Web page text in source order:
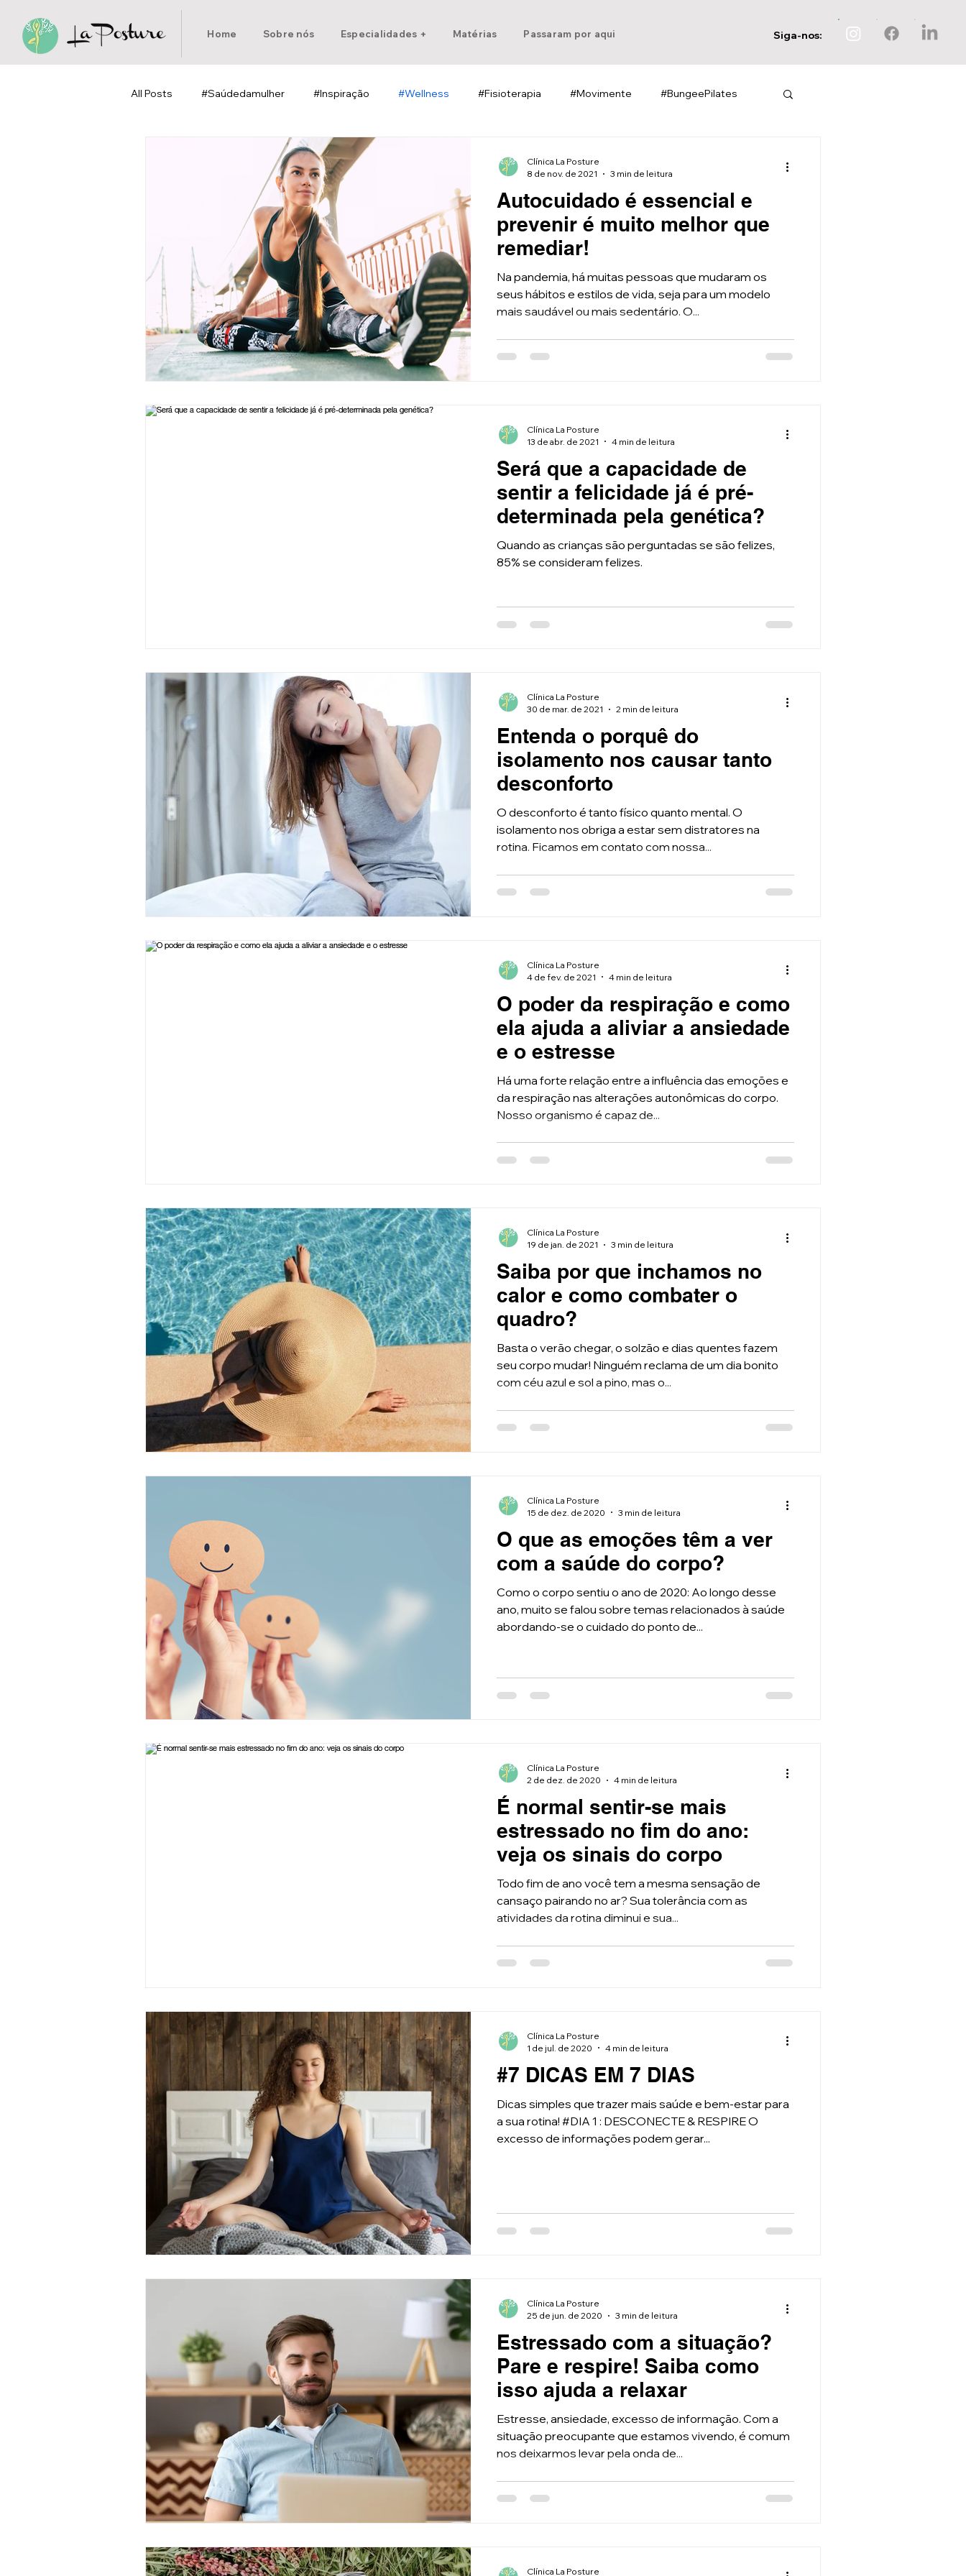
Home Sobre nós Especialidades + Matérias Passaram por aqui Siga-nos:
All Posts #Saúdedamulher #Inspiração #Wellness #Fisioterapia #Movimente #BungeePilates
#Homeoffice
Autocuidado é essencial e
prevenir é muito melhor que
remediar!
Na pandemia, há muitas pessoas que mudaram os
seus hábitos e estilos de vida, seja para um modelo
mais saudável ou mais sedentário. O...
Clínica La Posture
8 de nov. de 2021
3 min de leitura
Será que a capacidade de
sentir a felicidade já é pré-
determinada pela genética?
Quando as crianças são perguntadas se são felizes,
85% se consideram felizes.
Clínica La Posture
13 de abr. de 2021
4 min de leitura
Entenda o porquê do
isolamento nos causar tanto
desconforto
O desconforto é tanto físico quanto mental. O
isolamento nos obriga a estar sem distratores na
rotina. Ficamos em contato com nossa...
Clínica La Posture
30 de mar. de 2021
2 min de leitura
O poder da respiração e como
ela ajuda a aliviar a ansiedade
e o estresse
Há uma forte relação entre a influência das emoções e
da respiração nas alterações autonômicas do corpo.
Nosso organismo é capaz de...
Clínica La Posture
4 de fev. de 2021
4 min de leitura
Saiba por que inchamos no
calor e como combater o
quadro?
Basta o verão chegar, o solzão e dias quentes fazem
seu corpo mudar! Ninguém reclama de um dia bonito
com céu azul e sol a pino, mas o...
Clínica La Posture
19 de jan. de 2021
3 min de leitura
O que as emoções têm a ver
com a saúde do corpo?
Como o corpo sentiu o ano de 2020: Ao longo desse
ano, muito se falou sobre temas relacionados à saúde
abordando-se o cuidado do ponto de...
Clínica La Posture
15 de dez. de 2020
3 min de leitura
É normal sentir-se mais
estressado no fim do ano:
veja os sinais do corpo
Todo fim de ano você tem a mesma sensação de
cansaço pairando no ar? Sua tolerância com as
atividades da rotina diminui e sua...
Clínica La Posture
2 de dez. de 2020
4 min de leitura
#7 DICAS EM 7 DIAS
Dicas simples que trazer mais saúde e bem-estar para
a sua rotina! #DIA 1 : DESCONECTE & RESPIRE O
excesso de informações podem gerar...
Clínica La Posture
1 de jul. de 2020
4 min de leitura
Estressado com a situação?
Pare e respire! Saiba como
isso ajuda a relaxar
Estresse, ansiedade, excesso de informação. Com a
situação preocupante que estamos vivendo, é comum
nos deixarmos levar pela onda de...
Clínica La Posture
25 de jun. de 2020
3 min de leitura
Clínica La Posture